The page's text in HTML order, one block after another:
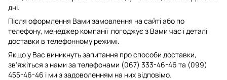
дні.
Після оформлення Вами замовлення на сайті або по
телефону, менеджер компанії погоджує з Вами час і деталі
доставки в телефонному режимі.
Якщо у Вас виникнуть запитання про способи доставки,
зв'яжіться з нами за телефонами (067) 333-46-46 та (099)
455-46-46 і ми з задоволенням на них відповімо.